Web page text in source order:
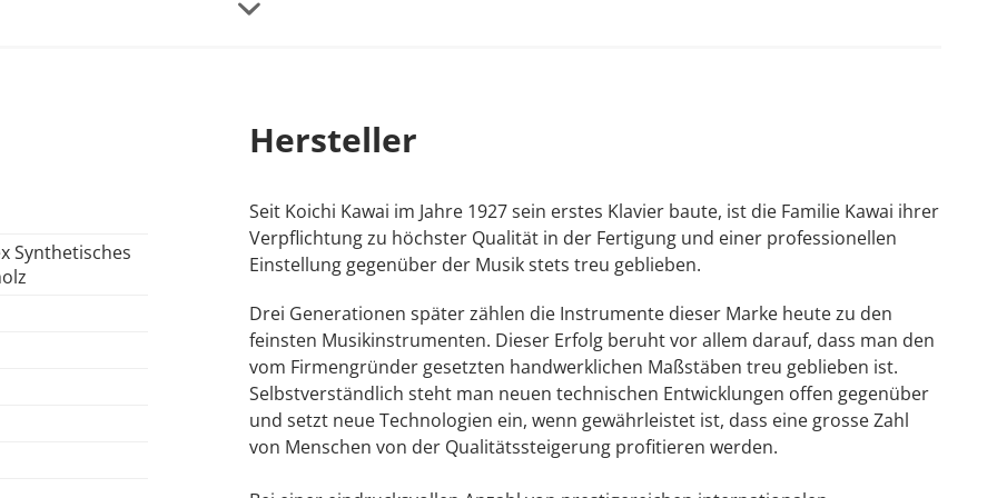
Zuschlagen der Tastenklappe verursacht werden könnten.
Synthetisches
Hersteller
Seit Koichi Kawai im Jahre 1927 sein erstes Klavier baute, ist die Familie Kawai ihrer
Verpflichtung zu höchster Qualität in der Fertigung und einer professionellen
Einstellung gegenüber der Musik stets treu geblieben.
Drei Generationen später zählen die Instrumente dieser Marke heute zu den
feinsten Musikinstrumenten. Dieser Erfolg beruht vor allem darauf, dass man den
vom Firmengründer gesetzten handwerklichen Maßstäben treu geblieben ist.
Selbstverständlich steht man neuen technischen Entwicklungen offen gegenüber
und setzt neue Technologien ein, wenn gewährleistet ist, dass eine grosse Zahl
von Menschen von der Qualitätssteigerung profitieren werden.